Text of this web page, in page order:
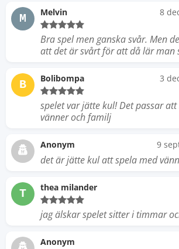
M Melvin 8
Bra spel men ganska svår. Men
att det är svårt för att då lär man
B Bolibompa 3
spelet var jätte kul! Det passar
vänner och familj
Anonym 9
det är jätte kul att spela med
T thea milander
jag älskar spelet sitter i timmar
Anonym